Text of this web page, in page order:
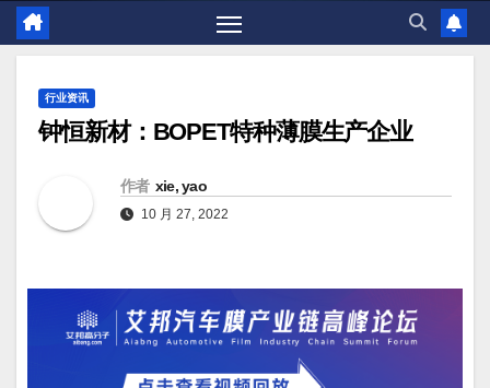
行业资讯
钟恒新材：BOPET特种薄膜生产企业
作者 xie, yao
10 月 27, 2022